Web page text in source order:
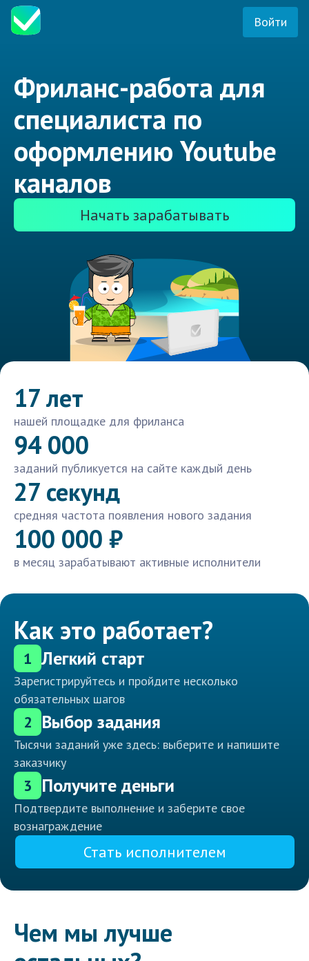
Войти
Фриланс-работа для
специалиста по
оформлению Youtube
каналов
Начать зарабатывать
17 лет
нашей площадке для фриланса
94 000
заданий публикуется на сайте каждый день
27 секунд
средняя частота появления нового задания
100 000 ₽
в месяц зарабатывают активные исполнители
Как это работает?
1 Легкий старт
Зарегистрируйтесь и пройдите несколько
обязательных шагов
2 Выбор задания
Тысячи заданий уже здесь: выберите и напишите
заказчику
3 Получите деньги
Подтвердите выполнение и заберите свое
вознаграждение
Стать исполнителем
Чем мы лучше